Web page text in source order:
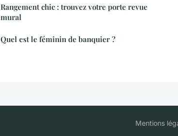
Rangement chic : trouvez votre porte revue
mural
Quel est le féminin de banquier ?
Mentions